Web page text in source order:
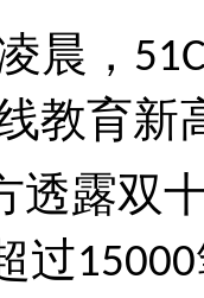
晨，
教育新
透露双
过15000